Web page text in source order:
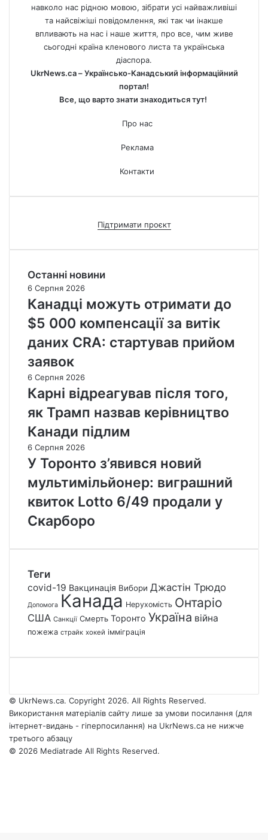
навколо нас рідною мовою, зібрати усі найважливіші
та найсвіжіші повідомлення, які так чи інакше
впливають на нас і наше життя, про все, чим живе
сьогодні країна кленового листа та українська
діаспора.
UkrNews.ca – Українсько-Канадський інформаційний
портал!
Все, що варто знати знаходиться тут!
Про нас
Реклама
Контакти
Підтримати проєкт
Останні новини
6 Серпня 2026
Канадці можуть отримати до
$5 000 компенсації за витік
даних CRA: стартував прийом
заявок
6 Серпня 2026
Карні відреагував після того,
як Трамп назвав керівництво
Канади підлим
6 Серпня 2026
У Торонто з’явився новий
мультимільйонер: виграшний
квиток Lotto 6/49 продали у
Скарборо
Теги
covid-19 Вакцинація Вибори Джастін Трюдо
Допомога Канада Нерухомість Онтаріо
США Санкції Смерть Торонто Україна війна
пожежа страйк хокей імміграція
© UkrNews.ca. Copyright 2026. All Rights Reserved.
Використання матеріалів сайту лише за умови посилання (для
інтернет-видань - гіперпосилання) на UkrNews.ca не нижче
третього абзацу
© 2026 Mediatrade All Rights Reserved.